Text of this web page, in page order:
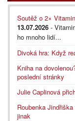
Soutěž o 2×
13.07.2026 -
ho mnoho lidí...
Divoká hra: Když
Kniha na
poslední stránky
Julie Caplinová
Roubenka
jinak